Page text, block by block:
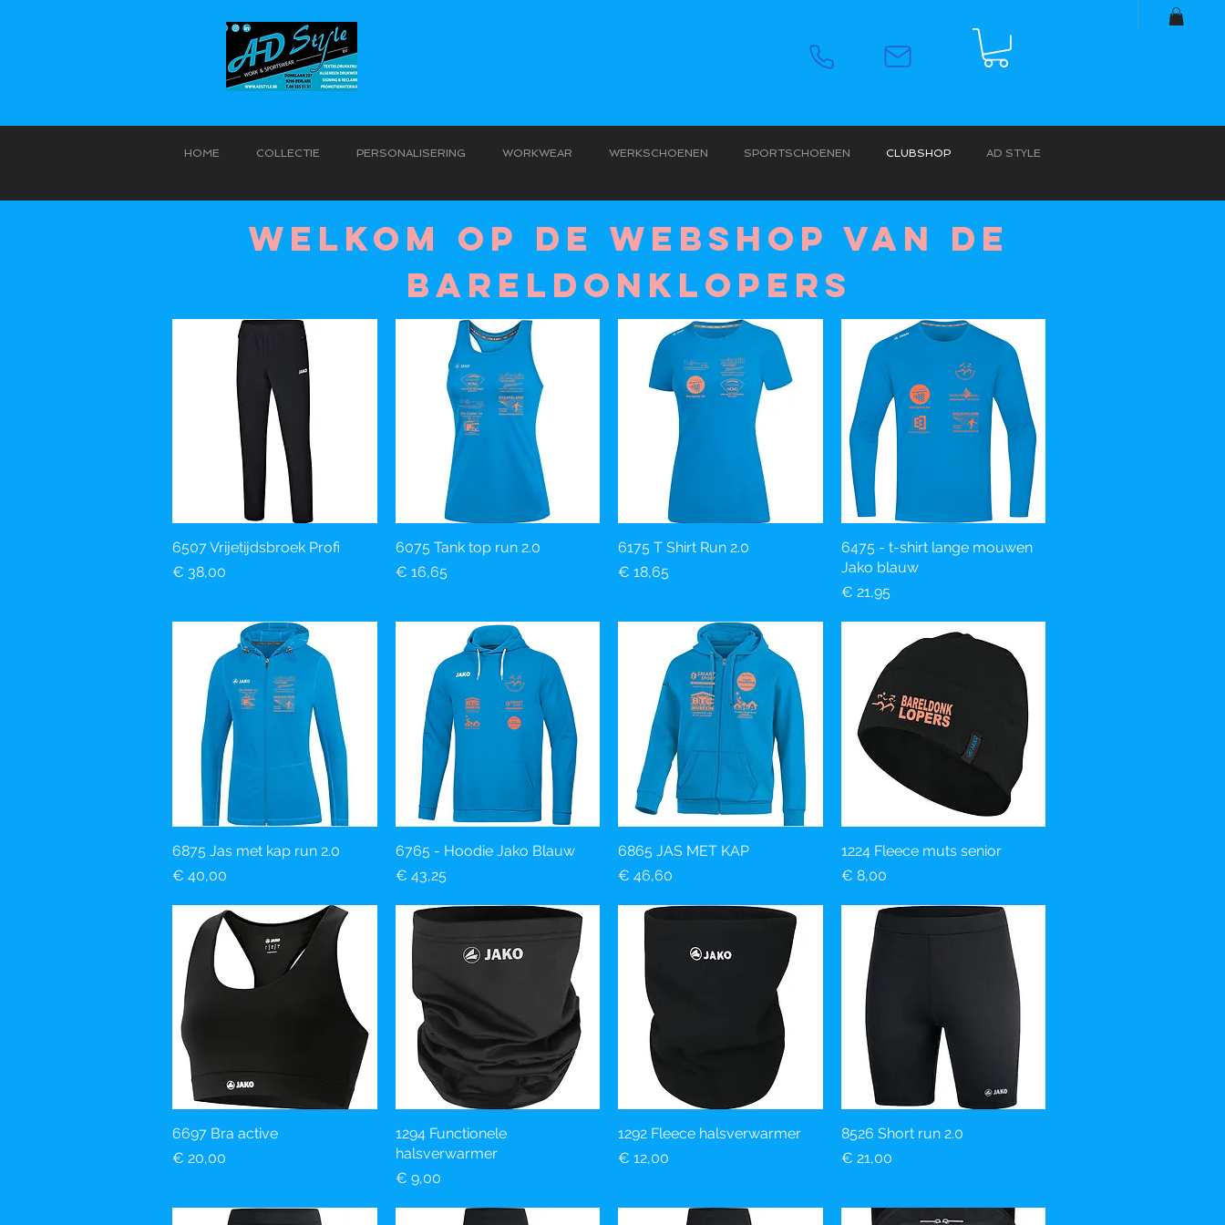
HOME COLLECTIE PERSONALISERING WORKWEAR WERKSCHOENEN SPORTSCHOENEN CLUBSHOP AD STYLE
WELKOM OP DE WEBSHOP VAN DE
BARELDONKLOPERS
Snel overzicht
6507 Vrijetijdsbroek Profi
Prijs
€ 38,00
Snel overzicht
6075 Tank top run 2.0
Prijs
€ 16,65
Snel overzicht
6175 T Shirt Run 2.0
Prijs
€ 18,65
Snel overzicht
6475 - t-shirt lange mouwen
Jako blauw
Prijs
€ 21,95
Snel overzicht
6875 Jas met kap run 2.0
Prijs
€ 40,00
Snel overzicht
6765 - Hoodie Jako Blauw
Prijs
€ 43,25
Snel overzicht
6865 JAS MET KAP
Prijs
€ 46,60
Snel overzicht
1224 Fleece muts senior
Prijs
€ 8,00
Snel overzicht
6697 Bra active
Prijs
€ 20,00
Snel overzicht
1294 Functionele
halsverwarmer
Prijs
€ 9,00
Snel overzicht
1292 Fleece halsverwarmer
Prijs
€ 12,00
Snel overzicht
8526 Short run 2.0
Prijs
€ 21,00